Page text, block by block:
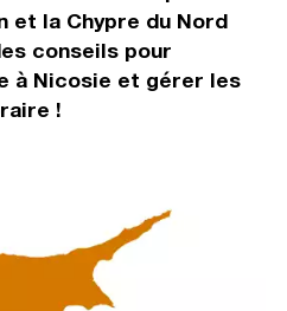
et la Chypre du Nord
conseils pour
à Nicosie et gérer les
!